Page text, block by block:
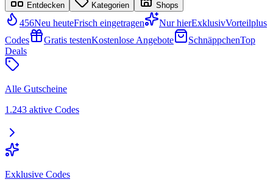
Entdecken Kategorien Shops
456Neu heuteFrisch eingetragen Nur hierExklusivVorteilplus
Codes
Gratis testenKostenlose Angebote SchnäppchenTop
Deals
Alle Gutscheine
1.243 aktive Codes
Exklusive Codes